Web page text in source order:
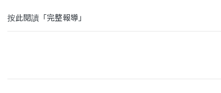
按此閱讀「完整報導」